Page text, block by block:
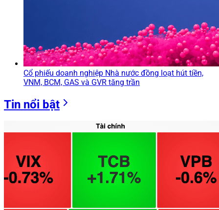
Cổ phiếu doanh nghiệp Nhà nước đồng loạt hút tiền,
VNM, BCM, GAS và GVR tăng trần
Tin nổi bật